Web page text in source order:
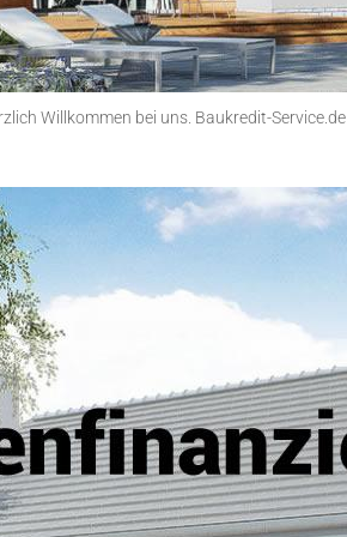
Willkommen bei uns. Baukredit-Service.de